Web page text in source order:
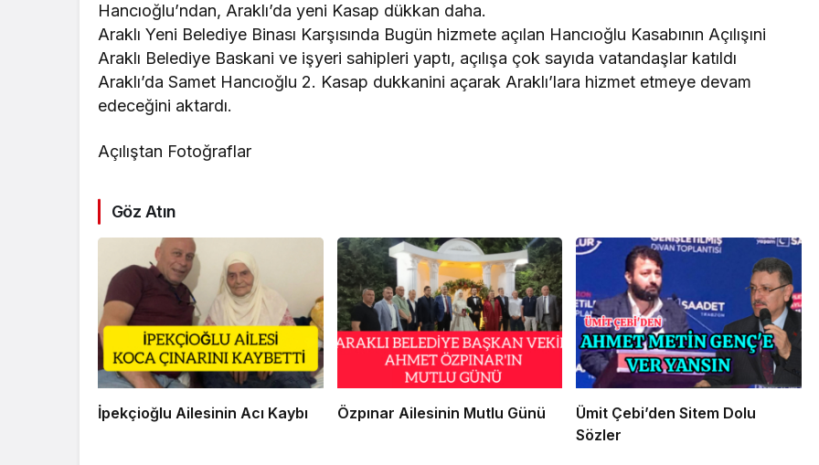
Hancıoğlu’ndan, Araklı’da yeni Kasap dükkan daha.
Araklı Yeni Belediye Binası Karşısında Bugün hizmete açılan Hancıoğlu Kasabının Açılışıni
Araklı Belediye Baskani ve işyeri sahipleri yaptı, açılışa çok sayıda vatandaşlar katıldı
Araklı’da Samet Hancıoğlu 2. Kasap dukkanini açarak Araklı’lara hizmet etmeye devam
edeceğini aktardı.
Açılıştan Fotoğraflar
Göz Atın
İpekçioğlu Ailesinin Acı Kaybı Özpınar Ailesinin Mutlu Günü
Ümit Çebi’den Sitem Dolu
Sözler